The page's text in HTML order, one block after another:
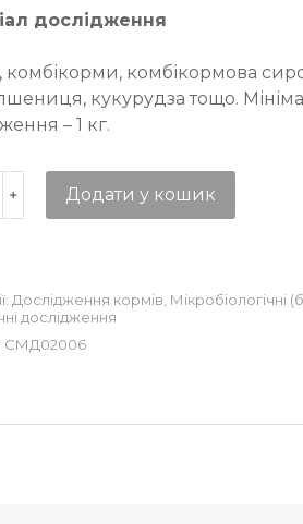
дослідження
комбікормова
кукурудза тощо.
– 1 кг.
Додати у кошик
Дослідження кормів Мікробіологічні
дослідження
СМД02006